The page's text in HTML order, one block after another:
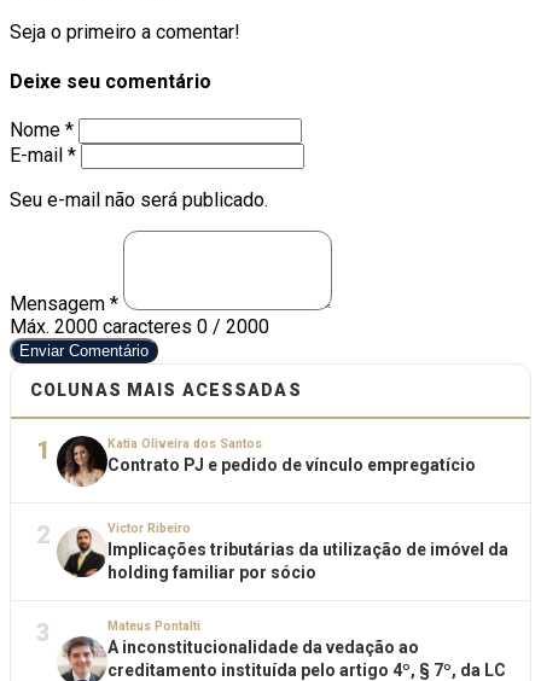
Seja o primeiro a comentar!
Deixe seu comentário
Nome *
E-mail *
Seu e-mail não será publicado.
Mensagem *
Máx. 2000 caracteres 0 / 2000
Enviar Comentário
COLUNAS MAIS ACESSADAS
1 Katia Oliveira dos Santos
Contrato PJ e pedido de vínculo empregatício
2 Victor Ribeiro
Implicações tributárias da utilização de imóvel da
holding familiar por sócio
3 Mateus Pontalti
A inconstitucionalidade da vedação ao
creditamento instituída pelo artigo 4º, § 7º, da LC